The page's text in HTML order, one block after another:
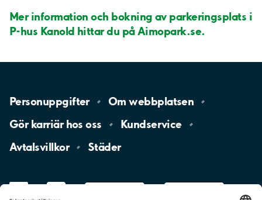
Mer information och bokning av parkeringsplats i
P-hus Kanold hittar du på Aimopark.se.
Personuppgifter Omwebbplatsen
Gör karriär hososs
Kundservice
Avtalsvillkor
Städer